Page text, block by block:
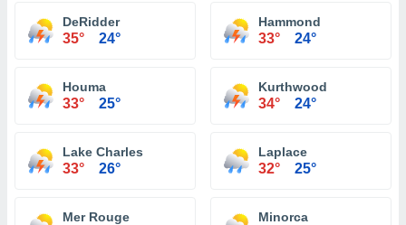
DeRidder
35° 24°
Hammond
33° 24°
Houma
33° 25°
Kurthwood
34° 24°
Lake Charles
33° 26°
Laplace
32° 25°
Mer Rouge Minorca